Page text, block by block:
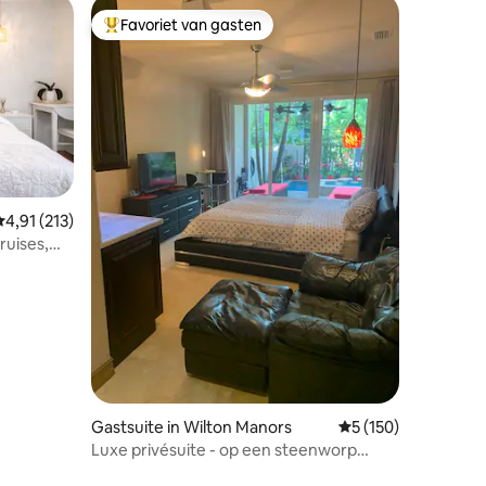
beoordeling van 4,91 op 5, 213 recensies
4,91 (213)
Topfavoriet van gasten
Favoriet van gasten
Gastsuite in Wilton Manors Gemiddelde
5 (150)
Luxe privésuite - op een steenworp